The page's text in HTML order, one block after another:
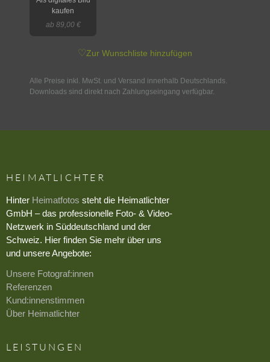
kaufen
ab 89,00 €
♡Zur Wunschliste hinzufügen
Alle Preise inkl. MwSt. und Versand innerhalb Deutschlands.
Downloads sind direkt nach Zahlungseingang verfügbar.
HEIMATLICHTER
Hinter Heimatfotos steht die Heimatlichter
GmbH – das professionelle Foto- & Video-
Netzwerk in Süddeutschland und der
Schweiz. Hier finden Sie mehr über uns
und unsere Angebote:
Unsere Fotograf:innen
Referenzen
Kund:innenstimmen
Über Heimatlichter
LEISTUNGEN